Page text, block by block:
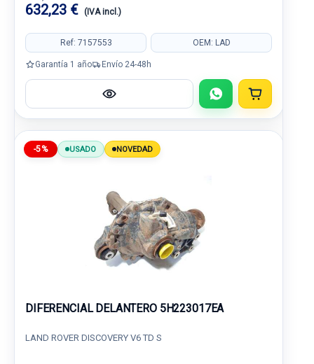
632,23 € (IVA incl.)
Ref: 7157553 OEM: LAD
Garantía 1 año Envío 24-48h
-5% USADO NOVEDAD
DIFERENCIAL DELANTERO 5H223017EA
LAND ROVER DISCOVERY V6 TD S